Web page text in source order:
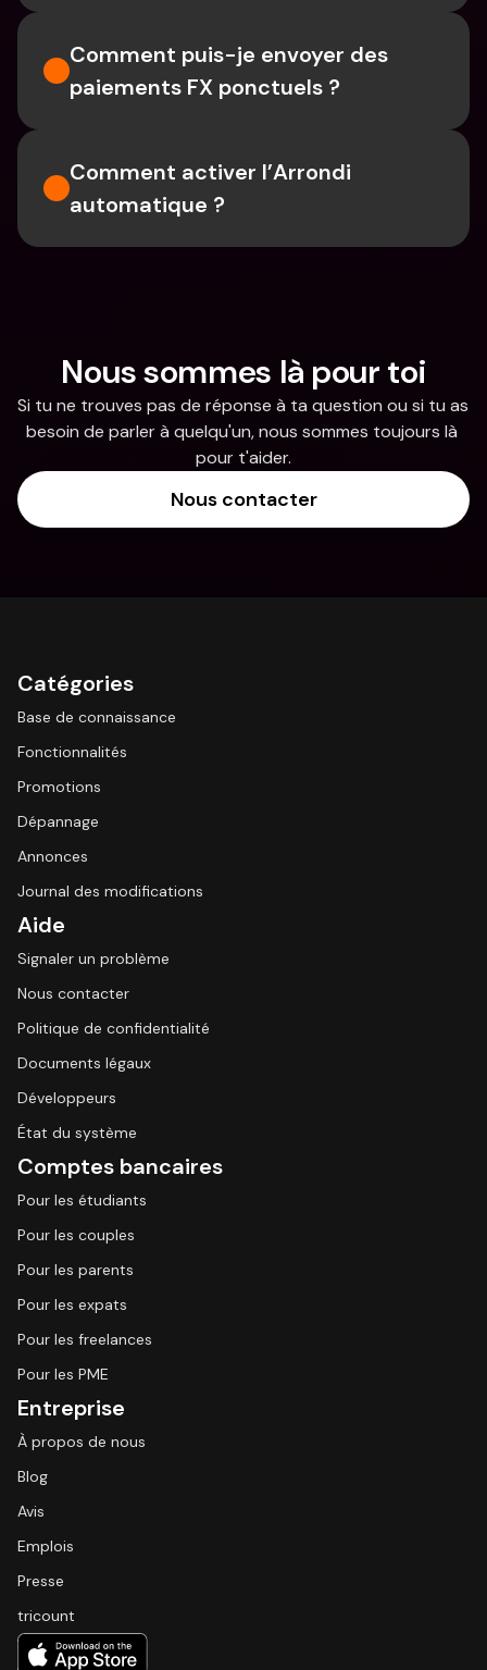
Comment puis-je envoyer des
paiements FX ponctuels ?
Comment activer l’Arrondi
automatique ?
Nous sommes là pour toi
Si tu ne trouves pas de réponse à ta question ou si tu as
besoin de parler à quelqu'un, nous sommes toujours là
pour t'aider.
Nous contacter
Catégories
Base de connaissance
Fonctionnalités
Promotions
Dépannage
Annonces
Journal des modifications
Aide
Signaler un problème
Nous contacter
Politique de confidentialité
Documents légaux
Développeurs
État du système
Comptes bancaires
Pour les étudiants
Pour les couples
Pour les parents
Pour les expats
Pour les freelances
Pour les PME
Entreprise
À propos de nous
Blog
Avis
Emplois
Presse
tricount